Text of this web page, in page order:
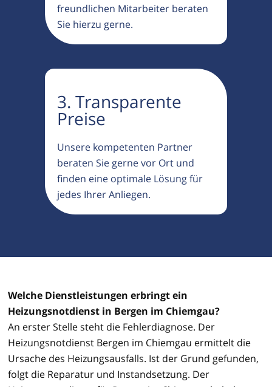
freundlichen Mitarbeiter beraten
Sie hierzu gerne.
3. Transparente
Preise
Unsere kompetenten Partner
beraten Sie gerne vor Ort und
finden eine optimale Lösung für
jedes Ihrer Anliegen.
Welche Dienstleistungen erbringt ein
Heizungsnotdienst in Bergen im Chiemgau?
An erster Stelle steht die Fehlerdiagnose. Der
Heizungsnotdienst Bergen im Chiemgau ermittelt die
Ursache des Heizungsausfalls. Ist der Grund gefunden,
folgt die Reparatur und Instandsetzung. Der